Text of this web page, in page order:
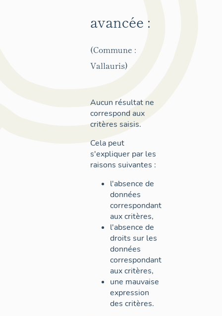
avancée :
(Commune :
Vallauris)
Aucun résultat ne
correspond aux
critères saisis.
Cela peut
s'expliquer par les
raisons suivantes :
l'absence de
données
correspondant
aux critères,
l'absence de
droits sur les
données
correspondant
aux critères,
une mauvaise
expression
des critères.